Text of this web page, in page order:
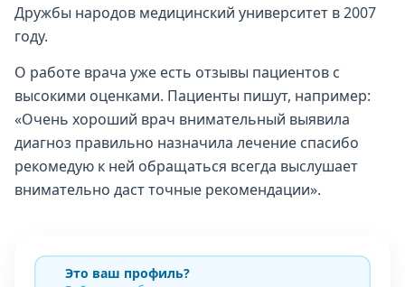
Дружбы народов медицинский университет в 2007
году.
О работе врача уже есть отзывы пациентов с
высокими оценками. Пациенты пишут, например:
«Очень хороший врач внимательный выявила
диагноз правильно назначила лечение спасибо
рекомедую к ней обращаться всегда выслушает
внимательно даст точные рекомендации».
Это ваш профиль?